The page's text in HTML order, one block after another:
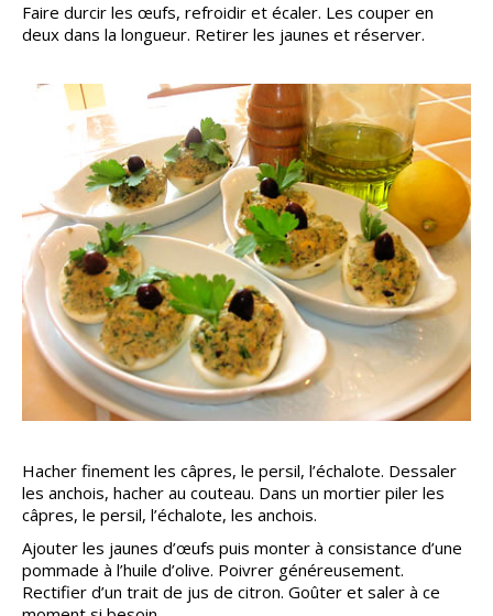
Faire durcir les œufs, refroidir et écaler. Les couper en
deux dans la longueur. Retirer les jaunes et réserver.
Hacher finement les câpres, le persil, l’échalote. Dessaler
les anchois, hacher au couteau. Dans un mortier piler les
câpres, le persil, l’échalote, les anchois.
Ajouter les jaunes d’œufs puis monter à consistance d’une
pommade à l’huile d’olive. Poivrer généreusement.
Rectifier d’un trait de jus de citron. Goûter et saler à ce